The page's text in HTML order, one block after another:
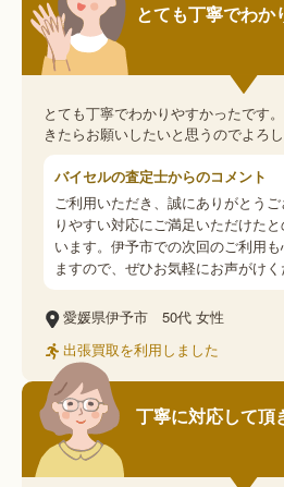
とても丁寧でわか
とても丁寧でわかりやすかったです
きたらお願いしたいと思うのでよろ
バイセルの査定士からのコメント
ご利用いただき、誠にありがとう
りやすい対応にご満足いただけた
います。伊予市での次回のご利用
ますので、ぜひお気軽にお声がけく
愛媛県伊予市 50代 女性
出張買取を利用しました
丁寧に対応して頂